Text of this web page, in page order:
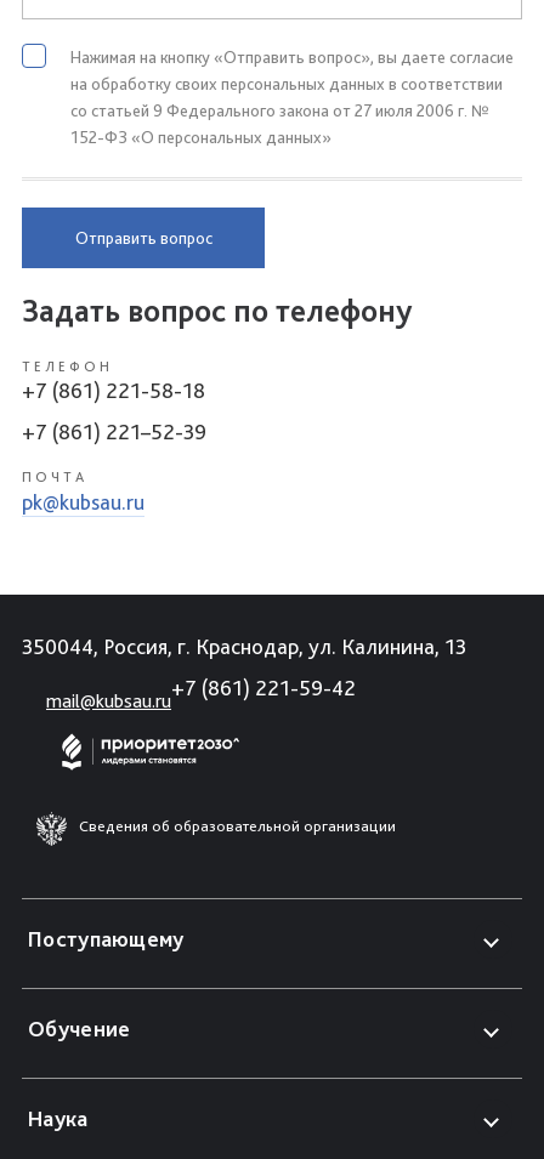
Нажимая на кнопку «Отправить вопрос», вы даете согласие
на обработку своих персональных данных в соответствии
со статьей 9 Федерального закона от 27 июля 2006 г. №
152-ФЗ «О персональных данных»
Отправить вопрос
Задать вопрос по телефону
ТЕЛЕФОН
+7 (861) 221-58-18
+7 (861) 221–52-39
ПОЧТА
pk@kubsau.ru
350044, Россия, г. Краснодар, ул. Калинина, 13
mail@kubsau.ru
+7 (861) 221-59-42
Сведения об образовательной организации
Поступающему
Обучение
Наука